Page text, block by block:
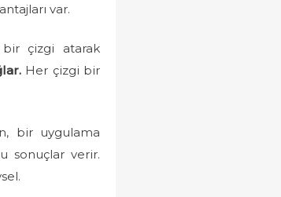
var.
çizgi atarak
Her çizgi bir
bir uygulama
sonuçlar verir.